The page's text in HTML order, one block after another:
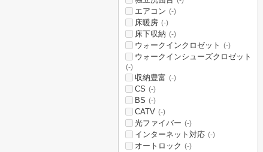
エアコン (-)
床暖房 (-)
床下収納 (-)
ウォークインクロゼット (-)
ウォークインシューズクロゼット
(-)
収納豊富 (-)
CS (-)
BS (-)
CATV (-)
光ファイバー (-)
インターネット対応 (-)
オートロック (-)